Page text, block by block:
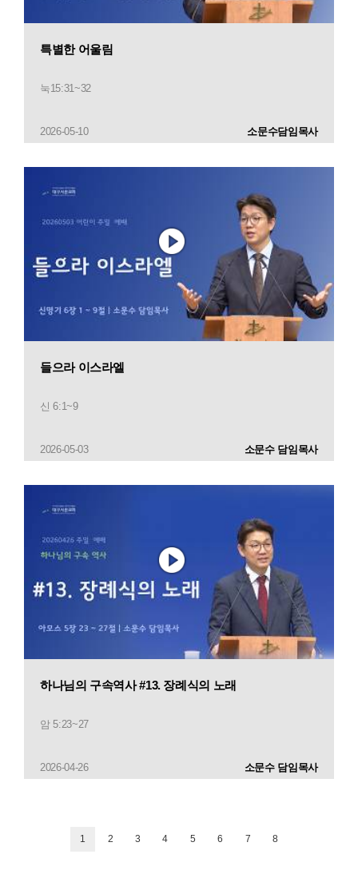
특별한 어울림
눅15:31~32
2026-05-10 소문수담임목사
들으라 이스라엘
신 6:1~9
2026-05-03 소문수 담임목사
하나님의 구속역사 #13. 장례식의 노래
암 5:23~27
2026-04-26 소문수 담임목사
1 2 3 4 5 6 7 8